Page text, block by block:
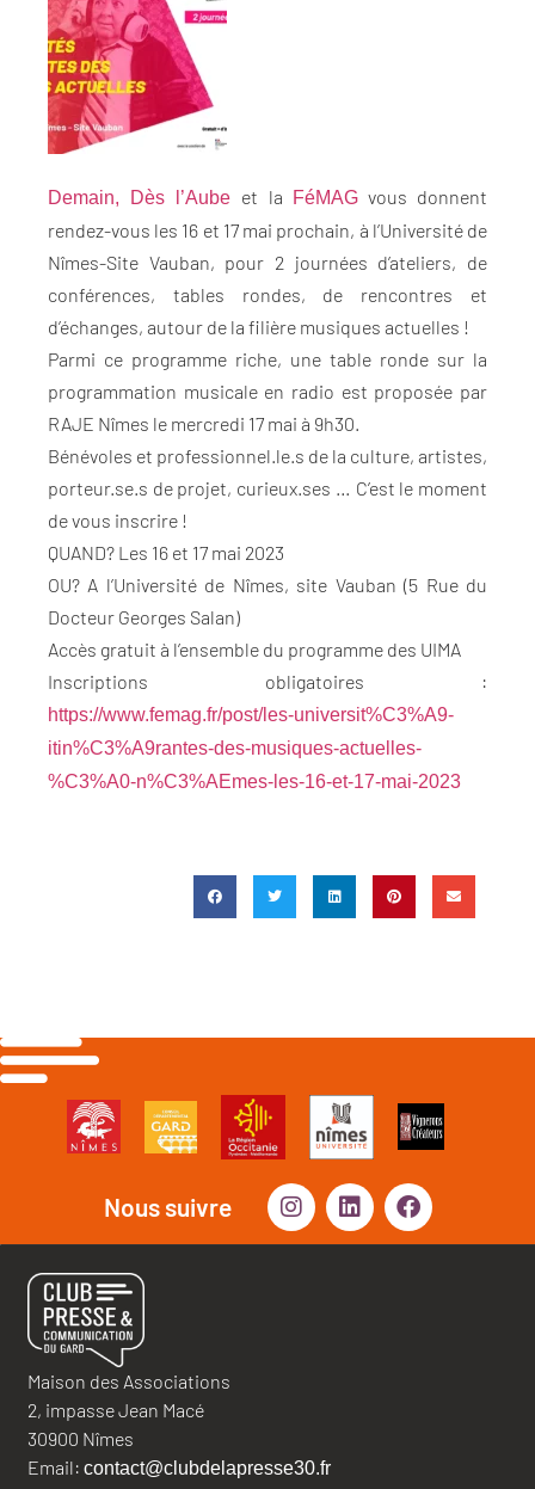
Demain, Dès l’Aube et la FéMAGvous donnent
rendez-vous les 16 et 17 mai prochain, à l’Université de
Nîmes-Site Vauban, pour 2 journées d’ateliers, de
conférences, tables rondes, de rencontres et
d’échanges, autour de la filière musiques actuelles !
Parmi ce programme riche, une table ronde sur la
programmation musicale en radio est proposée par
RAJE Nîmes le mercredi 17 mai à 9h30.
Bénévoles et professionnel.le.s de la culture, artistes,
porteur.se.s de projet, curieux.ses … C’est le moment
de vous inscrire !
QUAND? Les 16 et 17 mai 2023
OU? A l’Université de Nîmes, site Vauban (5 Rue du
Docteur Georges Salan)
Accès gratuit à l’ensemble du programme des UIMA
Inscriptions obligatoires :
https://www.femag.fr/post/les-universit%C3%A9-
itin%C3%A9rantes-des-musiques-actuelles-
%C3%A0-n%C3%AEmes-les-16-et-17-mai-2023
Nous suivre
Maison des Associations
2, impasse Jean Macé
30900 Nîmes
Email: contact@clubdelapresse30.fr